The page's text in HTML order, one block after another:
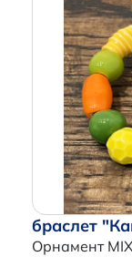
браслет
Орнамент